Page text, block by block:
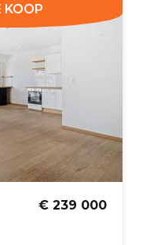
KOOP
€ 239 000